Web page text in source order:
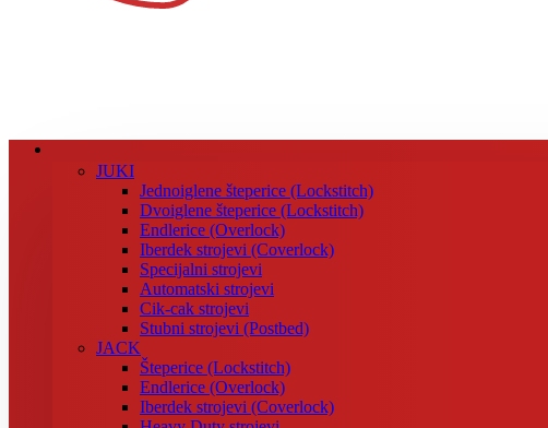
JUKI
Jednoiglene šteperice (Lockstitch)
Dvoiglene šteperice (Lockstitch)
Endlerice (Overlock)
Iberdek strojevi (Coverlock)
Specijalni strojevi
Automatski strojevi
Cik-cak strojevi
Stubni strojevi (Postbed)
JACK
Šteperice (Lockstitch)
Endlerice (Overlock)
Iberdek strojevi (Coverlock)